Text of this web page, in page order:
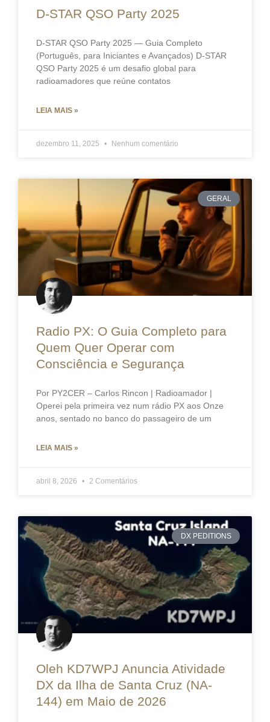
D-STAR QSO Party 2025
D-STAR QSO Party 2025 — Guia Completo
(Português, para Iniciantes e Avançados) D-STAR
QSO Party 2025 é um desafio global para
radioamadores que reúne contatos
LEIA MAIS »
dezembro 11, 2025 Nenhum comentário
GERAL
Radio PX: O Guia Completo para
Quem Quer Operar com
Consciência e Segurança
Por PY2CER – Carlos Rincon | Radioamador |
Operei pela primeira vez num rádio PX aos Onze
anos, sentado no banco do passageiro de um
LEIA MAIS »
abril 8, 2026 2 Comentários
DX PEDITIONS
Oleh KD7WPJ Anuncia Atividade
DX da Ilha de Santa Cruz (NA-
144) em Maio de 2026